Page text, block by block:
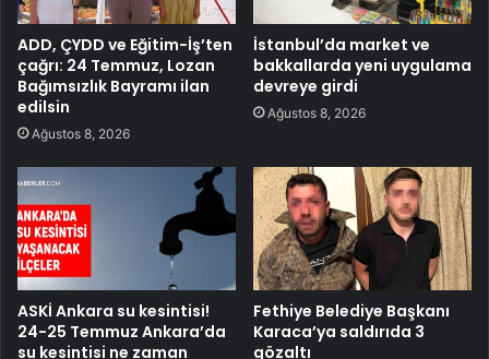
ADD, ÇYDD ve Eğitim-İş’ten
çağrı: 24 Temmuz, Lozan
Bağımsızlık Bayramı ilan
edilsin
Ağustos 8, 2026
İstanbul’da market ve
bakkallarda yeni uygulama
devreye girdi
Ağustos 8, 2026
ASKİ Ankara su kesintisi!
24-25 Temmuz Ankara’da
su kesintisi ne zaman
Fethiye Belediye Başkanı
Karaca’ya saldırıda 3
gözaltı